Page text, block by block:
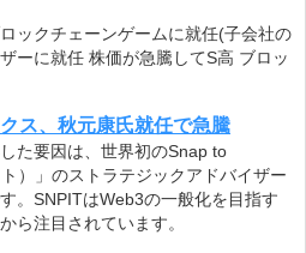
ックチェーンゲームに就任(子会社の
ーに就任 株価が急騰してS高 ブロッ
ス、秋元康氏就任で急騰
た要因は、世界初のSnap to
）」のストラテジックアドバイザー
。SNPITはWeb3の一般化を目指す
ら注目されています。